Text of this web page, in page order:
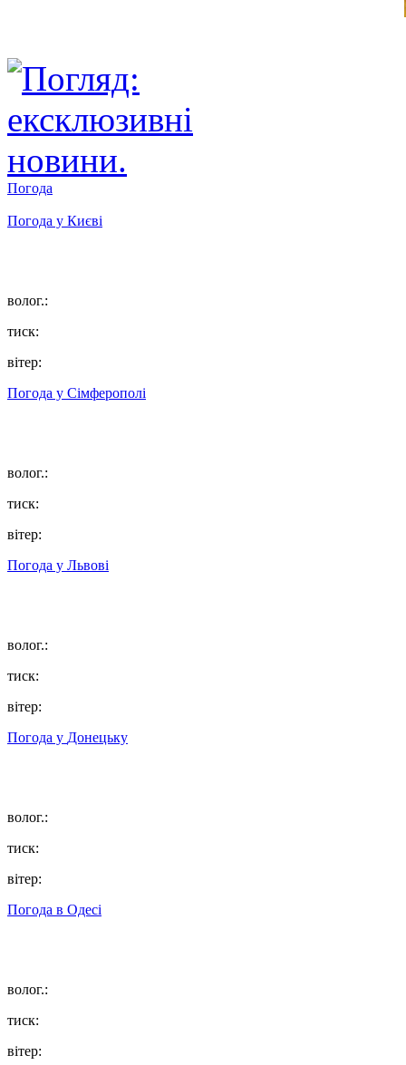
Погода
Погода у Києві
волог.:
тиск:
вітер:
Погода у Сімферополі
волог.:
тиск:
вітер:
Погода у Львові
волог.:
тиск:
вітер:
Погода у Донецьку
волог.:
тиск:
вітер:
Погода в Одесі
волог.:
тиск:
вітер: